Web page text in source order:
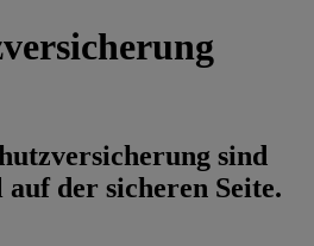
sind
der sicheren Seite.